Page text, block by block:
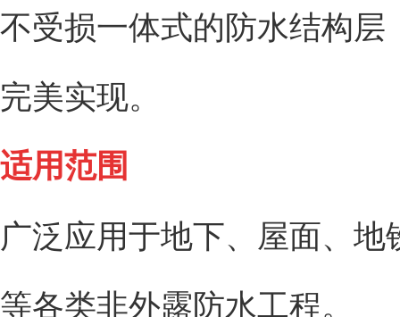
不受损一体式的防水结构层
完美实现。
适用范围
广泛应用于地下、屋面、
等各类非外露防水工程。